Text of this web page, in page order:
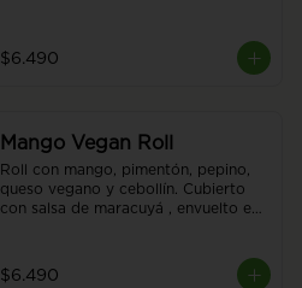
$6.490
Mango Vegan Roll
Roll con mango, pimentón, pepino,
queso vegano y cebollín. Cubierto
con salsa de maracuyá , envuelto en
$6.490